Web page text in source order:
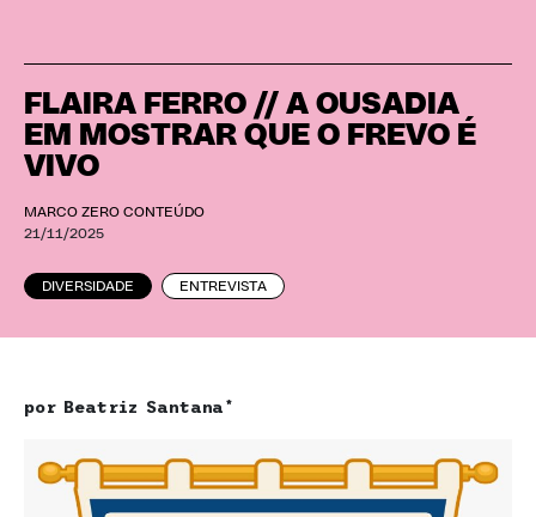
FLAIRA FERRO // A OUSADIA
EM MOSTRAR QUE O FREVO É
VIVO
MARCO ZERO CONTEÚDO
21/11/2025
DIVERSIDADE ENTREVISTA
por Beatriz Santana*